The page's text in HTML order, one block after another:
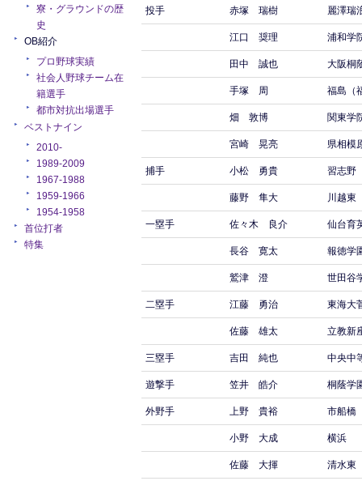
寮・グラウンドの歴
史
OB紹介
プロ野球実績
社会人野球チーム在
籍選手
都市対抗出場選手
ベストナイン
2010-
1989-2009
1967-1988
1959-1966
1954-1958
首位打者
特集
投手 赤塚 瑞樹 麗澤瑞
江口 奨理 浦和学
田中 誠也 大阪桐
手塚 周 福島（
畑 敦博 関東学
宮崎 晃亮 県相模
捕手 小松 勇貴 習志野
藤野 隼大 川越東
一塁手 佐々木 良介 仙台育
長谷 寛太 報徳学
鷲津 澄 世田谷
二塁手 江藤 勇治 東海大
佐藤 雄太 立教新
三塁手 吉田 純也 中央中
遊撃手 笠井 皓介 桐蔭学
外野手 上野 貴裕 市船橋
小野 大成 横浜
佐藤 大揮 清水東